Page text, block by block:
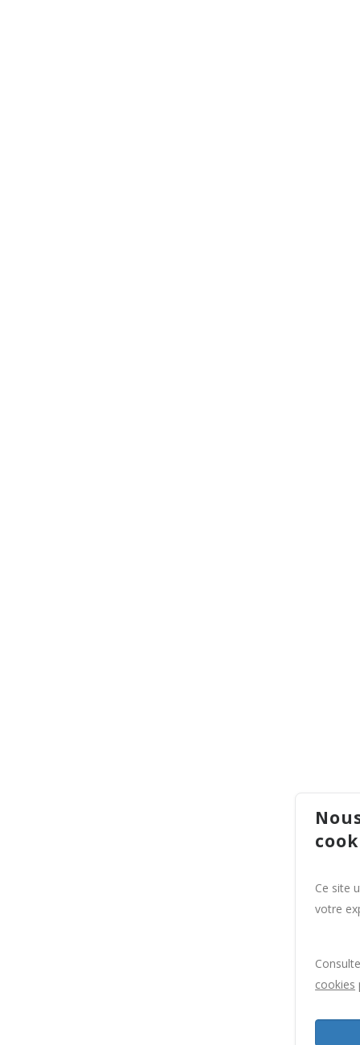
Ce site
votre
cookies